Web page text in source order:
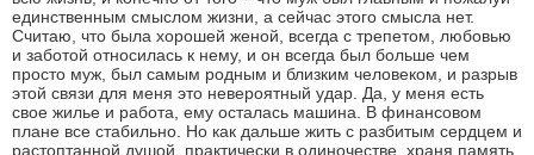
единственным смыслом жизни, а сейчас этого смысла нет.
Считаю, что была хорошей женой, всегда с трепетом, любовью
и заботой относилась к нему, и он всегда был больше чем
просто муж, был самым родным и близким человеком, и разрыв
этой связи для меня это невероятный удар. Да, у меня есть
свое жилье и работа, ему осталась машина. В финансовом
плане все стабильно. Но как дальше жить с разбитым сердцем и
растоптанной душой, практически в одиночестве, храня память